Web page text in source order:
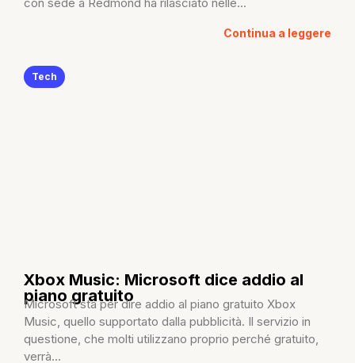
Continua a leggere
Tech
Xbox Music: Microsoft dice addio al
piano gratuito
Microsoft sta per dire addio al piano gratuito Xbox
Music, quello supportato dalla pubblicità. Il servizio in
questione, che molti utilizzano proprio perché gratuito,
verrà...